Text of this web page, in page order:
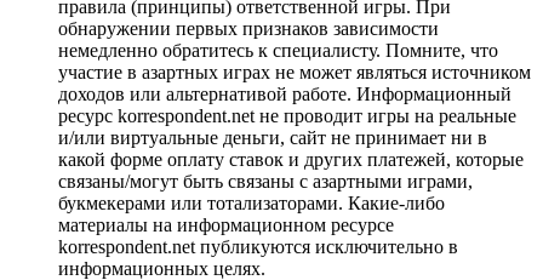
правила (принципы) ответственной игры. При
обнаружении первых признаков зависимости
немедленно обратитесь к специалисту. Помните, что
участие в азартных играх не может являться источником
доходов или альтернативой работе. Информационный
ресурс korrespondent.net не проводит игры на реальные
и/или виртуальные деньги, сайт не принимает ни в
какой форме оплату ставок и других платежей, которые
связаны/могут быть связаны с азартными играми,
букмекерами или тотализаторами. Какие-либо
материалы на информационном ресурсе
korrespondent.net публикуются исключительно в
информационных целях.